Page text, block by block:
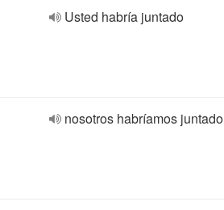
Usted habría juntado
nosotros habríamos juntado